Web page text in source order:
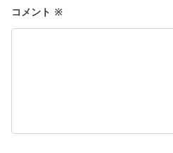
コメント ※